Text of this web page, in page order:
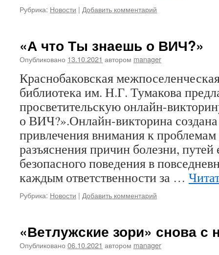
Рубрика: Новости | Добавить комментарий
«А что Ты знаешь о ВИЧ?»
Опубликовано 13.10.2021 автором manager
Краснобаковская
библиотека им. Н.Г. Тумакова
просветительскую онлайн-
о ВИЧ?».Онлайн-викторина
привлечения внимания к
разъяснения причин болезни, путей
безопасного поведения в
каждым ответственности за …
Рубрика: Новости | Добавить комментарий
«Ветлужские зори» снова с
Опубликовано 06.10.2021 автором manager